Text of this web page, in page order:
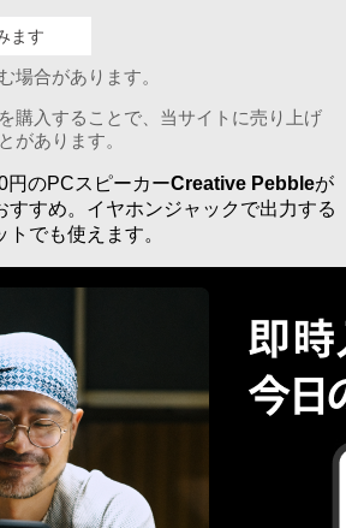
ます
場合があります。
購入することで、当サイトに売り上げ
があります。
円のPCスピーカーCreative Pebbleが
すすめ。イヤホンジャックで出力する
でも使えます。